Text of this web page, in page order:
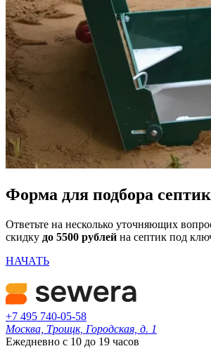
Форма для подбора
Ответьте на несколько уточняющих
скидку до 5500 рублей на септик под
НАЧАТЬ
+7 495 740-05-58
Москва, Троицк, Городская, д. 1
Ежедневно с 10 до 19 часов